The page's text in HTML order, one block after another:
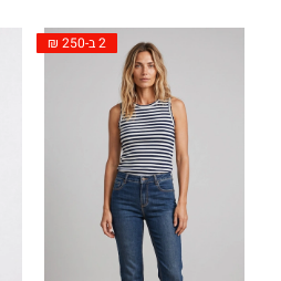
2 ב-250 ₪